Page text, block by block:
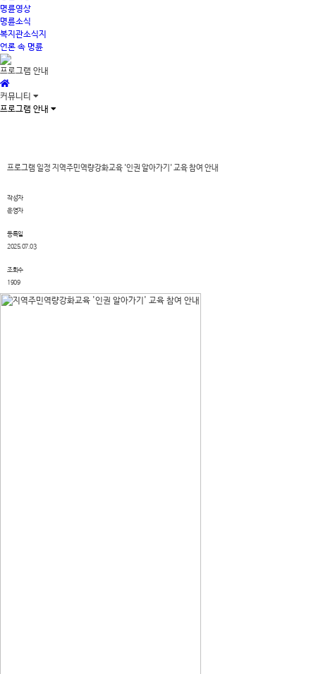
명륜영상
명륜소식
복지관소식지
언론 속 명륜
프로그램 안내
커뮤니티
프로그램 안내
프로그램 일정 지역주민역량강화교육 '인권 알아가기' 교육 참여 안내
작성자
운영자
등록일
2025.07.03
조회수
1909